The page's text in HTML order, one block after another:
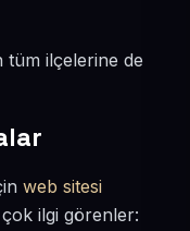
tüm ilçelerine de
web sitesi
ilgi görenler: